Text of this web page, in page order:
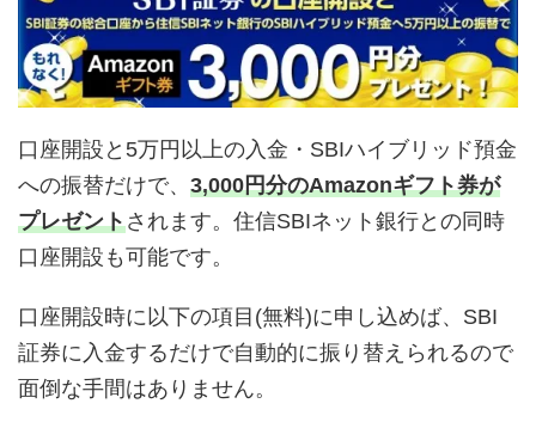
口座開設と5万円以上の入金・SBIハイブリッド預金
への振替だけで、 3,000円分のAmazonギフト券が
プレゼントされます。住信SBIネット銀行との同時
口座開設も可能です。
口座開設時に以下の項目(無料)に申し込めば、SBI
証券に入金するだけで自動的に振り替えられるので
面倒な手間はありません。